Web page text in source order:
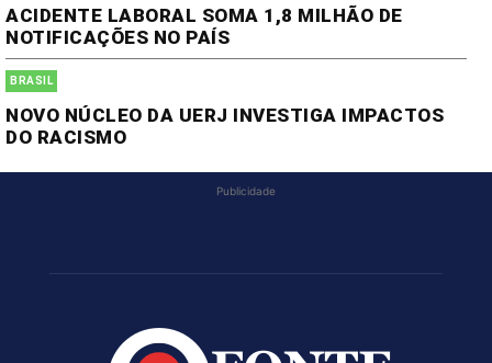
ACIDENTE LABORAL SOMA 1,8 MILHÃO DE
NOTIFICAÇÕES NO PAÍS
BRASIL
NOVO NÚCLEO DA UERJ INVESTIGA IMPACTOS
DO RACISMO
Publicidade